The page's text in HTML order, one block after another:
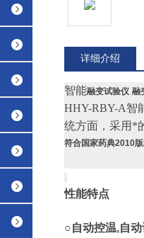
详细介绍
智能融变试验仪 融
HHY-RBY-A智
统方面，采用*
符合国家药典2010
性能
○自动控温,自